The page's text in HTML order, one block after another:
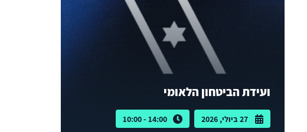
ועידת הביטחון הלאומי
27 ביולי, 2026 14:00 - 10:00